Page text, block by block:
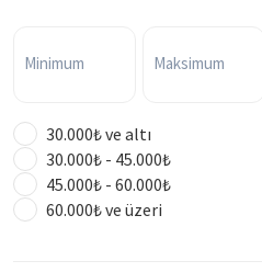
Minimum Maksimum
30.000₺ ve altı
30.000₺ - 45.000₺
45.000₺ - 60.000₺
60.000₺ ve üzeri